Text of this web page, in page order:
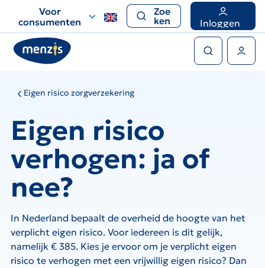
voor
snelle
navigatie
Voor
consumenten
Zoe
ken
Inloggen
Eigen risico zorgverzekering
Eigen risico
verhogen: ja of
nee?
In Nederland bepaalt de overheid de hoogte van het
verplicht eigen risico. Voor iedereen is dit gelijk,
namelijk € 385. Kies je ervoor om je verplicht eigen
risico te verhogen met een vrijwillig eigen risico? Dan